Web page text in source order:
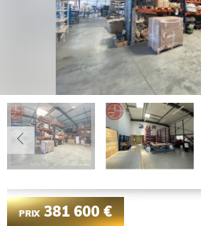
PRIX381 600 €